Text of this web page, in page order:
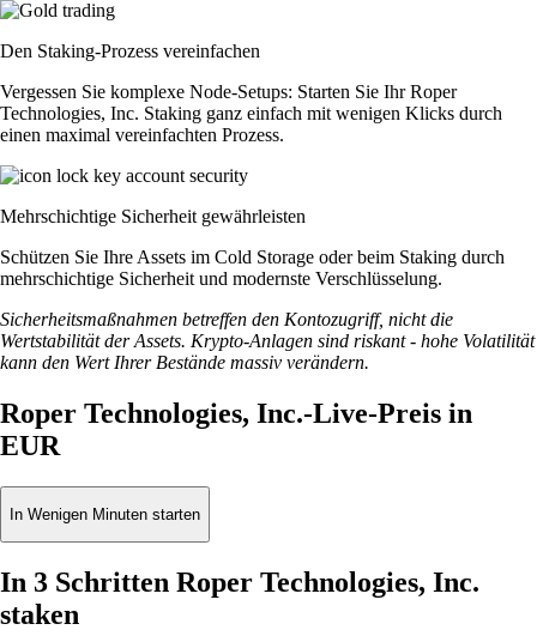
Den Staking-Prozess vereinfachen
Vergessen Sie komplexe Node-Setups: Starten Sie Ihr Roper
Technologies, Inc. Staking ganz einfach mit wenigen Klicks durch
einen maximal vereinfachten Prozess.
Mehrschichtige Sicherheit gewährleisten
Schützen Sie Ihre Assets im Cold Storage oder beim Staking durch
mehrschichtige Sicherheit und modernste Verschlüsselung.
Sicherheitsmaßnahmen betreffen den Kontozugriff, nicht die
Wertstabilität der Assets. Krypto-Anlagen sind riskant - hohe Volatilität
kann den Wert Ihrer Bestände massiv verändern.
Roper Technologies, Inc.-Live-Preis in
EUR
In Wenigen Minuten starten
In 3 Schritten Roper Technologies, Inc.
staken